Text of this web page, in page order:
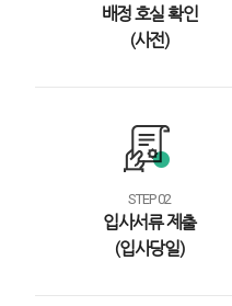
배정 호실 확인
(사전)
STEP 02
입사서류 제출
(입사당일)